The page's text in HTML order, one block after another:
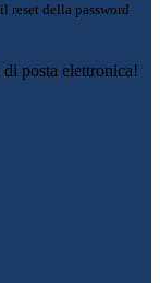
reset della password
posta elettronica!